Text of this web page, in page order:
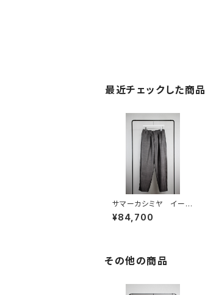
最近チェックした商品
サマーカシミヤ イー
ジートラウザー direc
tor’s edition
¥84,700
その他の商品